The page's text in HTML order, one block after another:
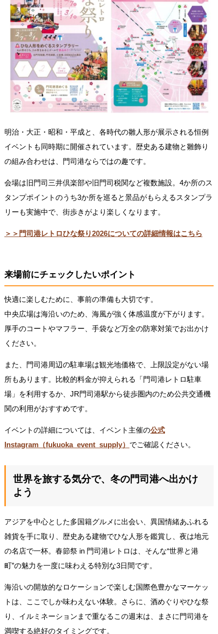
明治・大正・昭和・平成と、各時代の雛人形が展示される恒例
イベントも同時期に開催されています。歴史ある建物と雛飾り
の組み合わせは、門司港ならではの趣です。
会場は旧門司三井倶楽部や旧門司税関など複数施設。4か所のス
タンプポイントのうち3か所を巡ると景品がもらえるスタンプラ
リーも実施中で、街歩きがより楽しくなります。
＞＞門司港レトロひな祭り2026についての詳細情報はこちら
来場前にチェックしたいポイント
快適に楽しむために、事前の準備も大切です。
中央広場は海沿いのため、海風が強く体感温度が下がります。
厚手のコートやマフラー、手袋など万全の防寒対策でお出かけ
ください。
また、門司港周辺の駐車場は観光地価格で、上限設定がない場
所もあります。比較的料金が抑えられる「門司港レトロ駐車
場」を利用するか、JR門司港駅から徒歩圏内のため公共交通機
関の利用がおすすめです。
イベントの詳細については、イベント主催の公式
Instagram（fukuoka_event_supply） でご確認ください。
世界を旅する気分で、冬の門司港へ出かけ
よう
アジアを中心とした多国籍グルメに出会い、異国情緒あふれる
雑貨を手に取り、歴史ある建物でひな人形を鑑賞し、夜は地元
の名店で一杯。春節祭 in 門司港レトロは、そんな“世界と港
町”の魅力を一度に味わえる特別な3日間です。
海沿いの開放的なロケーションで楽しむ国際色豊かなマーケッ
トは、ここでしか味わえない体験。さらに、酒めぐりやひな祭
り、イルミネーションまで重なるこの週末は、まさに門司港を
満喫する絶好のタイミングです。